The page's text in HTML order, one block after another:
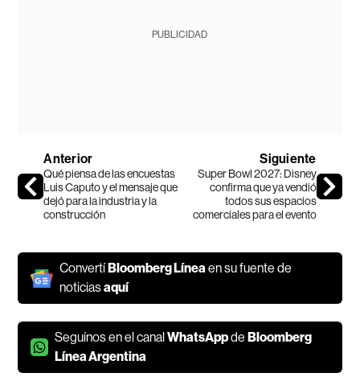
PUBLICIDAD
Anterior
Qué piensa de las encuestas
Luis Caputo y el mensaje que
dejó para la industria y la
construcción
Siguiente
Super Bowl 2027: Disney
confirma que ya vendió
todos sus espacios
comerciales para el evento
Convertí Bloomberg Líneaen su fuente de
noticiasaquí
Seguínos en el canalWhatsAppde Bloomberg
Línea Argentina